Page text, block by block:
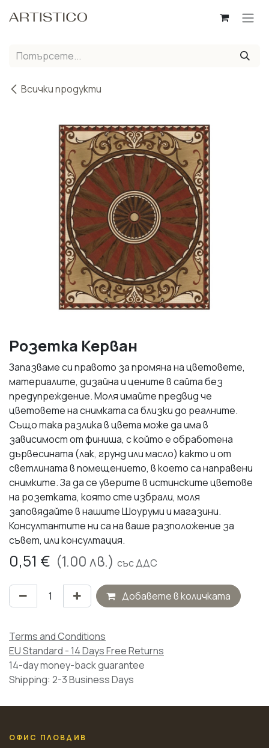
Всички продукти
Розетка Керван
Запазваме си правото за промяна на цветовете,
материалите, дизайна и цените в сайта без
предупреждение. Моля имайте предвид че
цветовете на снимката са близки до реалните.
Също така разлика в цвета може да има в
зависимост от финиша, с който е обработена
дървесината (лак, грунд или масло) както и от
светлината в помещението, в което са направени
снимките. За да се уверите в истинските цветове
на розетката, която сте избрали, моля
заповядайте в нашите Шоуруми и магазини.
Консултантите ни са на ваше разположение за
съвет, или консултация.
0,51 € (1.00лв.) със ДДС
Добавете в количката
Terms and Conditions
EU Standard - 14 Days Free Returns
14-day money-back guarantee
Shipping: 2-3 Business Days
ОФИС ПЛОВДИВ